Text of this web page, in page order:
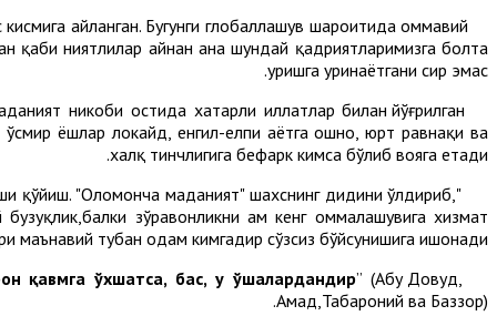
айланган. Бугунги глобаллашув шароитида оммавий
қабиҳ ниятлилар айнан ана шундай қадриятларимизга болта
уришга уринаётгани сир эмас.
никоби остида хатарли иллатлар билан йўғрилган
ёшлар локайд, енгил-елпи ҳаëтга ошно, юрт равнақи ва
халқ тинчлигига бефарк кимса бўлиб вояга етади.
қўйиш. "Оломонча маданият" шахснинг дидини ўлдириб,
зўравонликни ҳам кенг оммалашувига хизмат
тубан одам кимгадир сўзсиз бўйсунишига ишонади.
қавмга ўхшатса, бас, у ўшалардандир” (Абу Довуд,
Аҳмад,Табароний ва Баззор).